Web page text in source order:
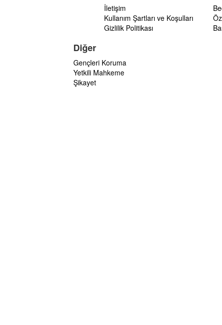
İletişim
Kullanım Şartları ve Koşulları
Gizlilik Politikası
Diğer
Gençleri Koruma
Yetkili Mahkeme
Şikayet